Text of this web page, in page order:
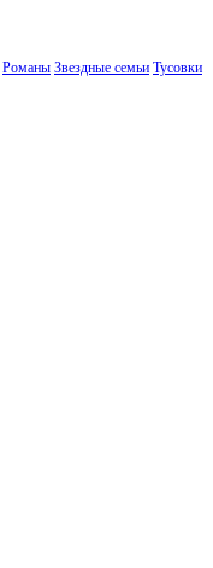
Романы Звездные семьи Тусовки